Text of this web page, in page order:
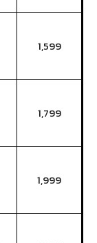
1,599
1,799
1,999